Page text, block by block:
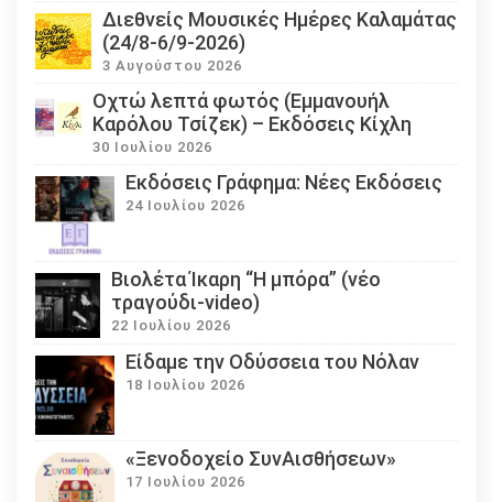
Διεθνείς Μουσικές Ημέρες Καλαμάτας
(24/8-6/9-2026)
3 Αυγούστου 2026
Οχτώ λεπτά φωτός (Εμμανουήλ
Καρόλου Τσίζεκ) – Εκδόσεις Κίχλη
30 Ιουλίου 2026
Εκδόσεις Γράφημα: Νέες Εκδόσεις
24 Ιουλίου 2026
Βιολέτα Ίκαρη “Η μπόρα” (νέο
τραγούδι-video)
22 Ιουλίου 2026
Eίδαμε την Οδύσσεια του Νόλαν
18 Ιουλίου 2026
«Ξενοδοχείο ΣυνΑισθήσεων»
17 Ιουλίου 2026